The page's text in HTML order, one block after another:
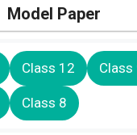
Model Paper
Class 12 Class
Class 8